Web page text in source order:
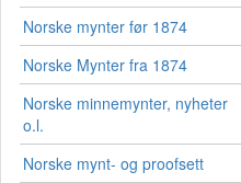
Norske mynter før 1874
Norske Mynter fra 1874
Norske minnemynter, nyheter
o.l.
Norske mynt- og proofsett